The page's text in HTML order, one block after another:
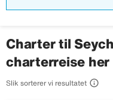
Charter til
charterreise her
Slik sorterer vi resultatet 